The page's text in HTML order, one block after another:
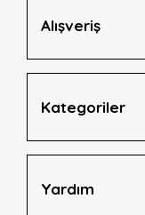
Alışveriş
Kategoriler
Yardım